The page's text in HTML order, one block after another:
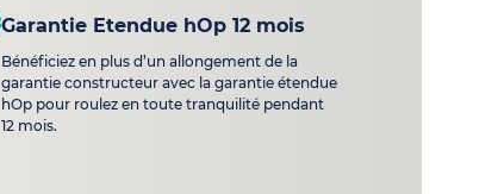
Garantie Etendue hOp 12 mois
Bénéficiez en plus d’un allongement de la
garantie constructeur avec la garantie étendue
hOp pour roulez en toute tranquilité pendant
12 mois.